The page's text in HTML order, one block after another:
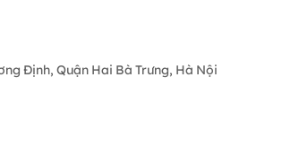
Định, Quận Hai Bà Trưng, Hà Nội